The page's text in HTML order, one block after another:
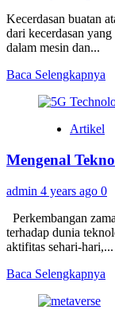
Kecerdasan buatan
dari kecerdasan
dalam mesin dan...
Baca Selengkapnya
Artikel
Mengenal
admin 4 years ago 0
Perkembangan
terhadap dunia
aktifitas sehari-hari,...
Baca Selengkapnya